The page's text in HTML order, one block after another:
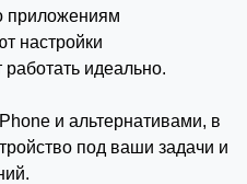
приложениям
настройки
работать идеально.
и альтернативами, в
под ваши задачи и